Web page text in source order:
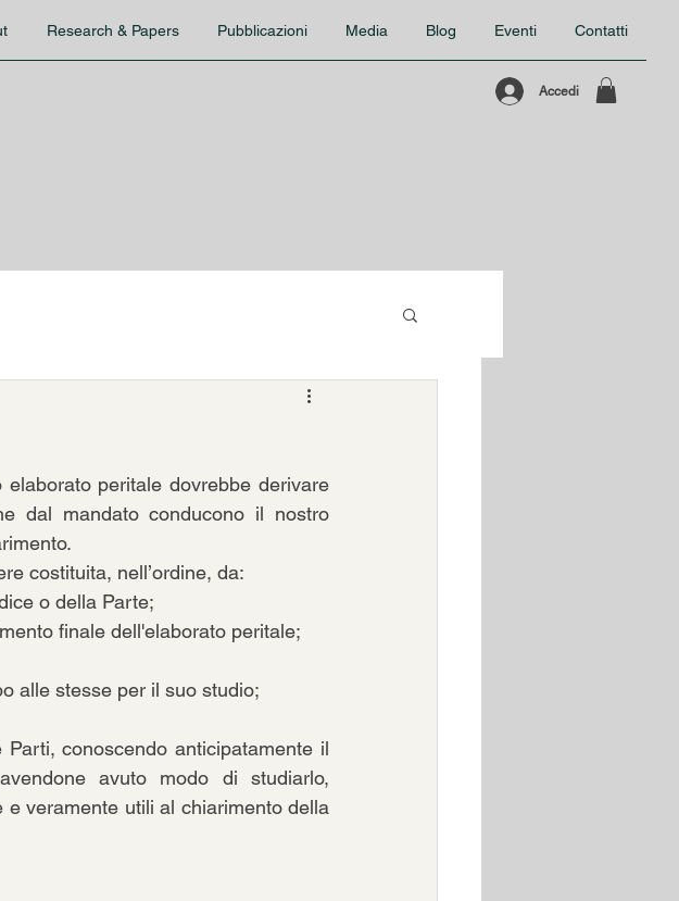
Research & Papers Pubblicazioni Media Blog Eventi Contatti
Accedi
peritale dovrebbe derivare
dal mandato conducono il nostro
costituita, nell’ordine, da:
o della Parte;
finale dell'elaborato peritale;
alle stesse per il suo studio;
conoscendo anticipatamente il
avuto modo di studiarlo,
veramente utili al chiarimento della